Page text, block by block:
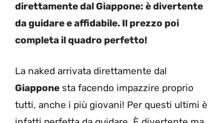
direttamente dal Giappone: è divertente
da guidare e affidabile. Il prezzo poi
completa il quadro perfetto!
La naked arrivata direttamente dal
Giappone sta facendo impazzire proprio
tutti, anche i più giovani! Per questi ultimi è